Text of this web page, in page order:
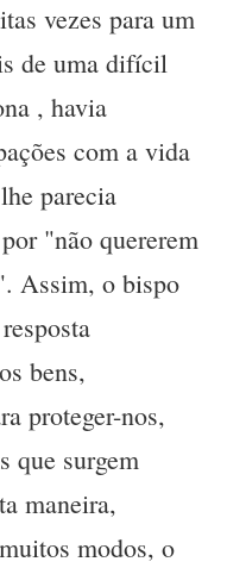
vezes para um
de uma difícil
, havia
com a vida
parecia
"não quererem
Assim, o bispo
bens,
proteger-nos,
que surgem
maneira,
modos, o